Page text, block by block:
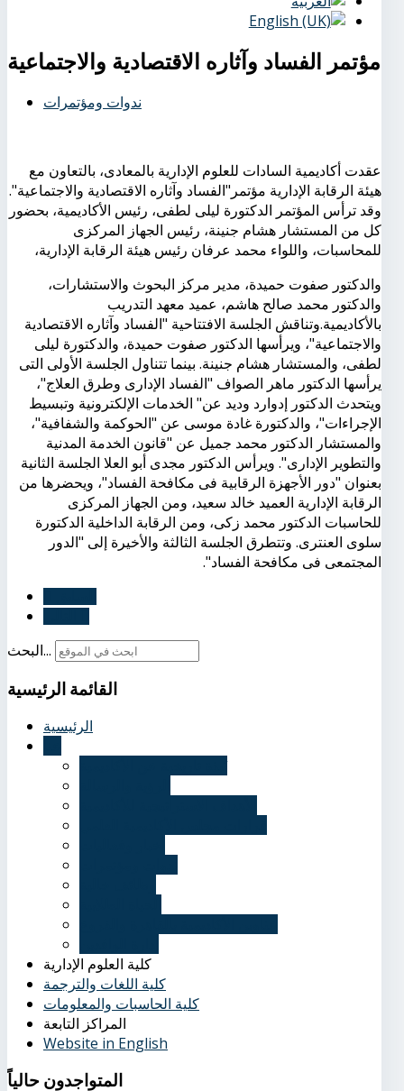
مؤتمر الفساد وآثاره الاقتصادية والاجتماعية
ندوات ومؤتمرات
عقدت أكاديمية السادات للعلوم الإدارية بالمعادى، بالتعاون مع
هيئة الرقابة الإدارية مؤتمر"الفساد وآثاره الاقتصادية والاجتماعية".
وقد ترأس المؤتمر الدكتورة ليلى لطفى، رئيس الأكاديمية، بحضور
كل من المستشار هشام جنينة، رئيس الجهاز المركزى
للمحاسبات، واللواء محمد عرفان رئيس هيئة الرقابة الإدارية،
والدكتور صفوت حميدة، مدير مركز البحوث والاستشارات،
والدكتور محمد صالح هاشم، عميد معهد التدريب
بالأكاديمية.وتناقش الجلسة الافتتاحية "الفساد وآثاره الاقتصادية
والاجتماعية"، ويرأسها الدكتور صفوت حميدة، والدكتورة ليلى
لطفى، والمستشار هشام جنينة. بينما تتناول الجلسة الأولى التى
يرأسها الدكتور ماهر الصواف "الفساد الإدارى وطرق العلاج"،
ويتحدث الدكتور إدوارد وديد عن" الخدمات الإلكترونية وتبسيط
الإجراءات"، والدكتورة غادة موسى عن "الحوكمة والشفافية"،
والمستشار الدكتور محمد جميل عن "قانون الخدمة المدنية
والتطوير الإدارى". ويرأس الدكتور مجدى أبو العلا الجلسة الثانية
بعنوان "دور الأجهزة الرقابية فى مكافحة الفساد"، ويحضرها من
الرقابة الإدارية العميد خالد سعيد، ومن الجهاز المركزى
للحاسبات الدكتور محمد زكى، ومن الرقابة الداخلية الدكتورة
سلوى العنترى. وتتطرق الجلسة الثالثة والأخيرة إلى "الدور
المجتمعى فى مكافحة الفساد".
البحث...
القائمة الرئيسية
الرئيسية
كلية العلوم الإدارية
كلية اللغات والترجمة
كلية الحاسبات والمعلومات
المراكز التابعة
Website in English
المتواجدون حالياً